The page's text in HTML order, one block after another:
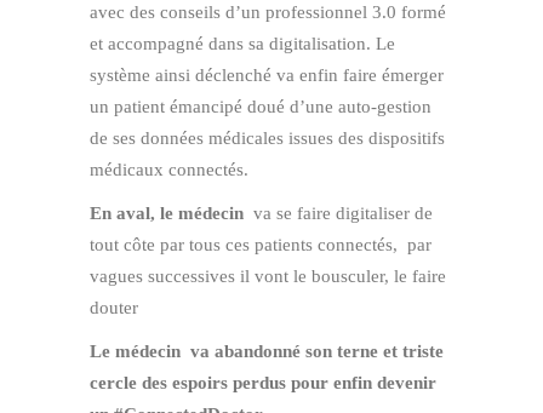
avec des conseils d’un professionnel 3.0 formé
et accompagné dans sa digitalisation. Le
système ainsi déclenché va enfin faire émerger
un patient émancipé doué d’une auto-gestion
de ses données médicales issues des dispositifs
médicaux connectés.
En aval, le médecin va se faire digitaliser de
tout côte par tous ces patients connectés, par
vagues successives il vont le bousculer, le faire
douter
Le médecin va abandonné son terne et triste
cercle des espoirs perdus pour enfin devenir